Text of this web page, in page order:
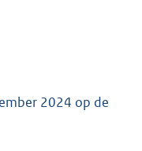
2024 op de